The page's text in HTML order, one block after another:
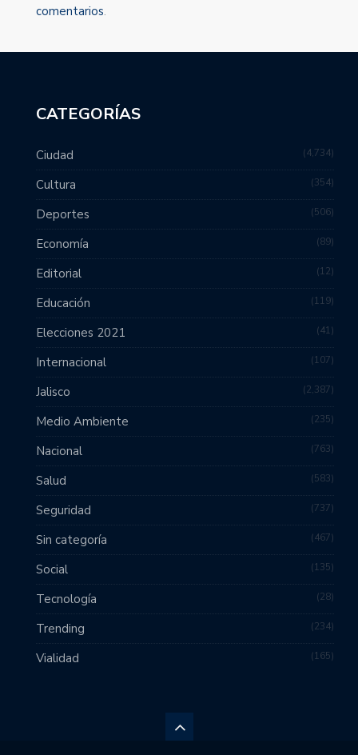
comentarios.
CATEGORÍAS
Ciudad 4,734
Cultura 354
Deportes 506
Economía 89
Editorial 12
Educación 119
Elecciones 2021 41
Internacional 107
Jalisco 2,387
Medio Ambiente 235
Nacional 763
Salud 583
Seguridad 737
Sin categoría 467
Social 135
Tecnología 28
Trending 234
Vialidad 165